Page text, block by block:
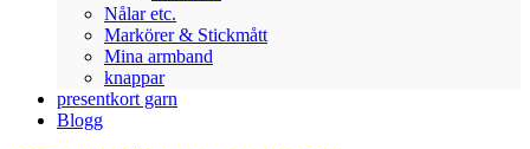
Nålar etc.
Markörer & Stickmått
Mina armband
knappar
presentkort garn
Blogg